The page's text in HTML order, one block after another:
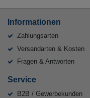
Informationen
Zahlungsarten
Versandarten & Kosten
Fragen & Antworten
Service
B2B / Gewerbekunden